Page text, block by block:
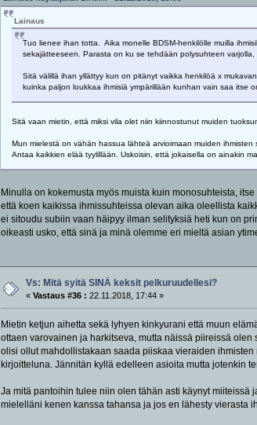
Lainaus
Tuo lienee ihan totta. Aika monelle BDSM-henkilölle muilla
sekajätteeseen. Parasta on ku se tehdään polysuhteen
Sitä välillä ihan yllättyy kun on pitänyt vaikka henkilöä x
kuinka paljon loukkaa ihmisiä ympärillään kunhan vain saa itse
Sitä vaan mietin, että miksi vila olet niin kiinnostunut muiden
Mun mielestä on vähän hassua lähteä arvioimaan muiden
Antaa kaikkien elää tyylillään. Uskoisin, että jokaisella on ainakin
Minulla on kokemusta myös muista kuin monosuhteista,
että koen kaikissa ihmissuhteissa olevan aika oleellista
ei sitoudu subiin vaan häipyy ilman selityksiä heti kun on
oikeasti usko, että sinä ja minä olemme eri mieltä asian
Vs: Mitä syitä SINÄ keksit pelkuruudellesi?
«Vastaus #36 : 22.11.2018, 17:44 »
Mietin ketjun aihetta sekä lyhyen kinkyurani että muun
ottaen varovainen ja harkitseva, mutta näissä piireissä
olisi ollut mahdollistakaan saada piiskaa vieraiden
kirjoitteluna. Jännitän kyllä edelleen asioita mutta jotenkin
Ja mitä pantoihin tulee niin olen tähän asti käynyt
mielelläni kenen kanssa tahansa ja jos en lähesty vierasta